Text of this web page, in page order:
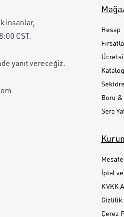
insanlar,
CST.
yanıt vereceğiz.
Hesap
Boru
Sera
İptal
KVKK
Gizlilik
Çerez